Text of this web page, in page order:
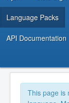
Language Packs
API Documentation
This page is